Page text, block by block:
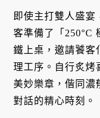
即使主打雙人盛
客準備了「250°C
鐵上桌，邀請饕客
理工序。自行炙烤
美妙樂章，偕同濃
對話的精心時刻。